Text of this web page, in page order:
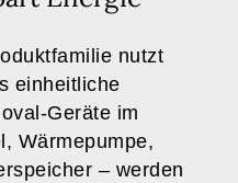
nutzt
einheitliche
Geräte im
Wärmepumpe,
– werden